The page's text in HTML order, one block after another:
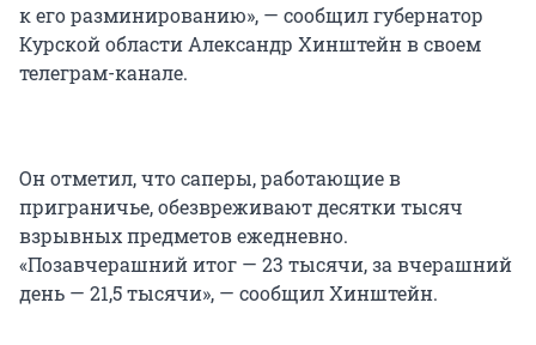
к его разминированию», — сообщил губернатор
Курской области Александр Хинштейн в своем
телеграм-канале.
Он отметил, что саперы, работающие в
приграничье, обезвреживают десятки тысяч
взрывных предметов ежедневно.
«Позавчерашний итог — 23 тысячи, за вчерашний
день — 21,5 тысячи», — сообщил Хинштейн.